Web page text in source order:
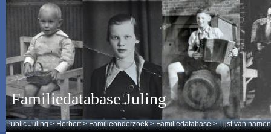
Familiedatabase Juling
Public Juling >Herbert >Familieonderzoek >Familiedatabase > Lijst van namen